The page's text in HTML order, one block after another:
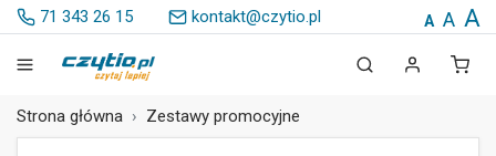
71 343 26 15 kontakt@czytio.pl A A A
Strona główna Zestawy promocyjne